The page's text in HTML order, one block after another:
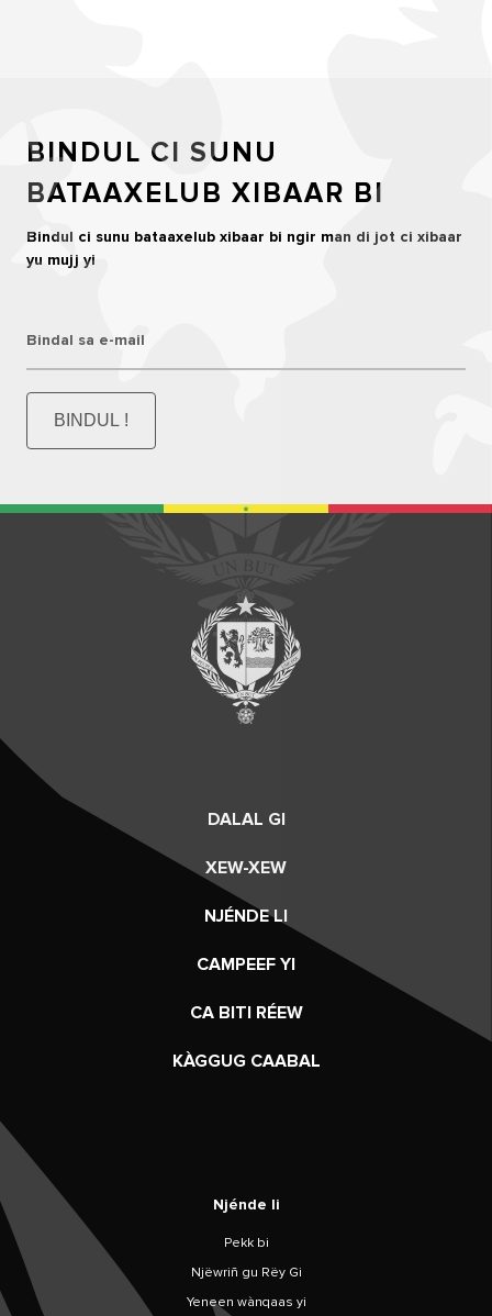
BINDUL CI SUNU
BATAAXELUB XIBAAR BI
Bindul ci sunu bataaxelub xibaar bi ngir man di jot ci xibaar
yu mujj yi
Bindal sa e-mail
BINDUL !
DALAL GI
XEW-XEW
NJÉNDE LI
CAMPEEF YI
CA BITI RÉEW
KÀGGUG CAABAL
Njénde li
Pekk bi
Njëwriñ gu Rëy Gi
Yeneen wànqaas yi